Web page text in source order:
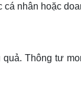
nhân hoặc
Thông tư